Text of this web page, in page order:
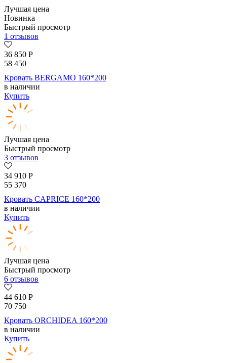
Лучшая цена
Новинка
Быстрый просмотр
1 отзывов
36 850 Р
58 450
Кровать BERGAMO 160*200
в наличии
Купить
Лучшая цена
Быстрый просмотр
3 отзывов
34 910 Р
55 370
Кровать CAPRICE 160*200
в наличии
Купить
Лучшая цена
Быстрый просмотр
6 отзывов
44 610 Р
70 750
Кровать ORCHIDEA 160*200
в наличии
Купить